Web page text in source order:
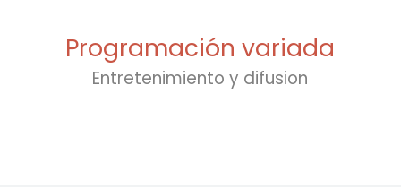
Programación variada
Entretenimiento y difusion